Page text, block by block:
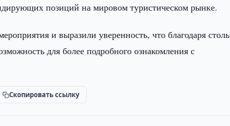
позиций на мировом туристическом рынке.
и выразили уверенность, что благодаря столь
для более подробного ознакомления с
Скопировать ссылку